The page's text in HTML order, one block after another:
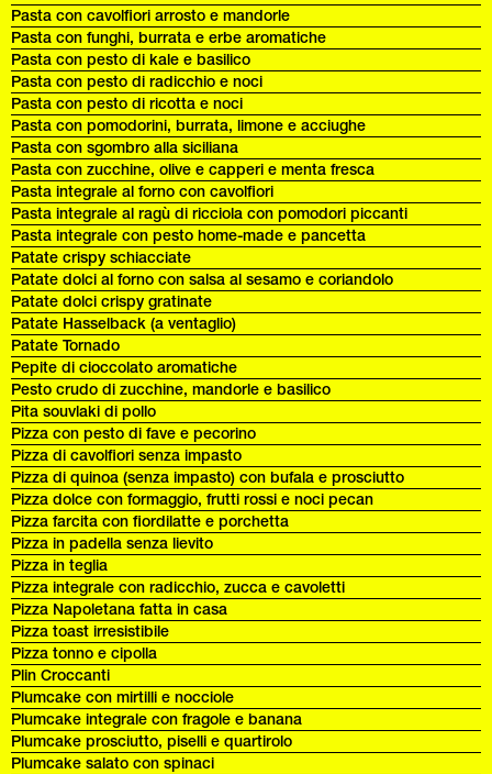
Pasta con cavolfiori arrosto e mandorle
Pasta con funghi, burrata e erbe aromatiche
Pasta con pesto di kale e basilico
Pasta con pesto di radicchio e noci
Pasta con pesto di ricotta e noci
Pasta con pomodorini, burrata, limone e acciughe
Pasta con sgombro alla siciliana
Pasta con zucchine, olive e capperi e menta fresca
Pasta integrale al forno con cavolfiori
Pasta integrale al ragù di ricciola con pomodori piccanti
Pasta integrale con pesto home-made e pancetta
Patate crispy schiacciate
Patate dolci al forno con salsa al sesamo e coriandolo
Patate dolci crispy gratinate
Patate Hasselback (a ventaglio)
Patate Tornado
Pepite di cioccolato aromatiche
Pesto crudo di zucchine, mandorle e basilico
Pita souvlaki di pollo
Pizza con pesto di fave e pecorino
Pizza di cavolfiori senza impasto
Pizza di quinoa (senza impasto) con bufala e prosciutto
Pizza dolce con formaggio, frutti rossi e noci pecan
Pizza farcita con fiordilatte e porchetta
Pizza in padella senza lievito
Pizza in teglia
Pizza integrale con radicchio, zucca e cavoletti
Pizza Napoletana fatta in casa
Pizza toast irresistibile
Pizza tonno e cipolla
Plin Croccanti
Plumcake con mirtilli e nocciole
Plumcake integrale con fragole e banana
Plumcake prosciutto, piselli e quartirolo
Plumcake salato con spinaci